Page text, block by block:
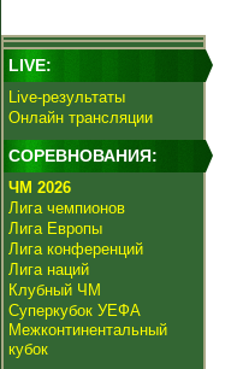
LIVE:
Live-результаты
Онлайн трансляции
СОРЕВНОВАНИЯ:
ЧМ 2026
Лига чемпионов
Лига Европы
Лига конференций
Лига наций
Клубный ЧМ
Суперкубок УЕФА
Межконтинентальный
кубок